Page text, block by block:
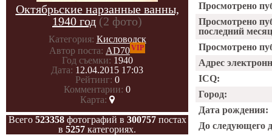
Октябрьские нарзанные ванны,
1940 год (2 фото)
Категория: Кисловодск
Автор поста: AD70VIP
Год съемки: 1940
Дата: 12.04.2015 17:03
Рейтинг: 0
Комментарии: 0
Карта:
Всего 523358фотографий в 300757постах
в 5257 категориях.
Просмотрено
Просмотрено
последний
Просмотрено
Адрес
ICQ:
Город:
Дата рождения:
До следующего